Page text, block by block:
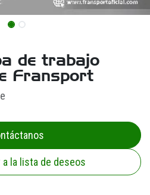
de trabajo
Fransport
a la lista de deseos